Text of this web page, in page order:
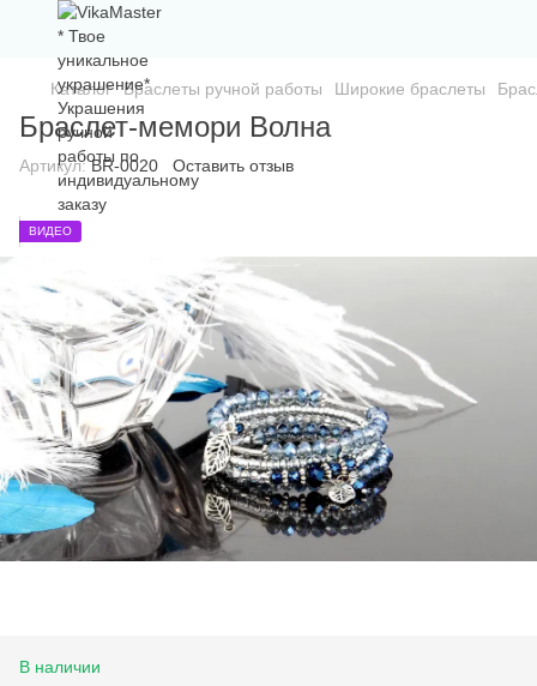
Каталог Браслеты ручной работы Широкие браслеты
Браслет-мемори Волна
Артикул:BR-0020 Оставить отзыв
ВИДЕО
В наличии